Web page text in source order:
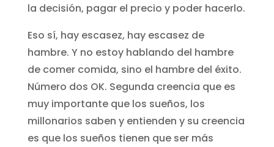
la decisión, pagar el precio y poder hacerlo.
Eso sí, hay escasez, hay escasez de
hambre. Y no estoy hablando del hambre
de comer comida, sino el hambre del éxito.
Número dos OK. Segunda creencia que es
muy importante que los sueños, los
millonarios saben y entienden y su creencia
es que los sueños tienen que ser más